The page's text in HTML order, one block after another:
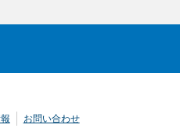
お問い合わせ